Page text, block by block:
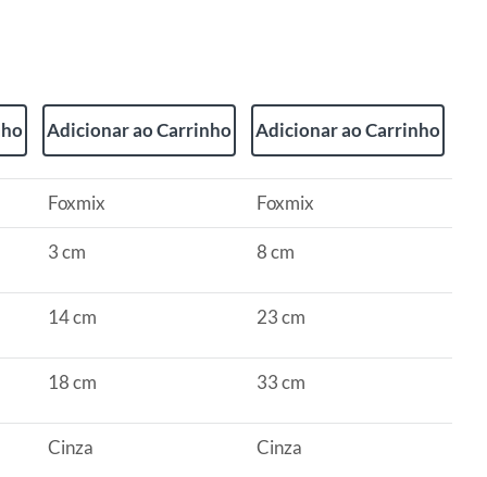
Adicionar ao Carrinho Adicionar ao Carrinho
Foxmix Foxmix
3 cm 8 cm
14 cm 23 cm
18 cm 33 cm
Cinza Cinza